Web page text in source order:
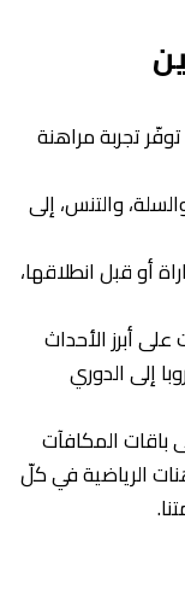
تجربة مراهنة
والتنس، إلى
أو قبل انطلاقها،
أبرز الأحداث
إلى الدوري
باقات المكافآت
الرياضية في كلّ